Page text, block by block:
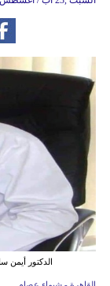
الدكتور أيمن